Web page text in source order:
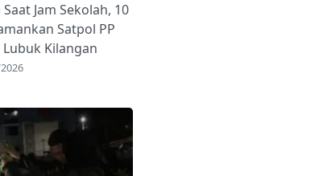
Jam Sekolah, 10
Satpol PP
Kilangan